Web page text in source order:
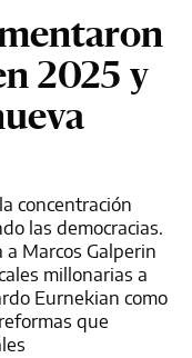
2025 y
concentración
las democracias.
Marcos Galperin
millonarias a
Eurnekian como
que